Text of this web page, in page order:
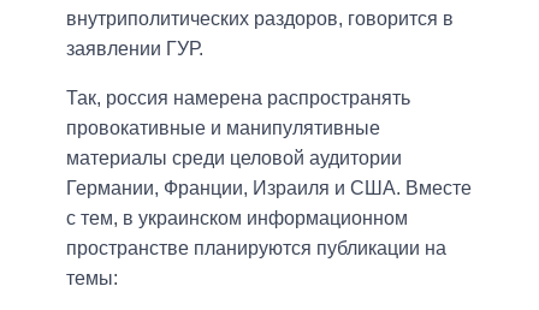
внутриполитических раздоров, говорится в
заявлении ГУР.
Так, россия намерена распространять
провокативные и манипулятивные
материалы среди целовой аудитории
Германии, Франции, Израиля и США. Вместе
с тем, в украинском информационном
пространстве планируются публикации на
темы: